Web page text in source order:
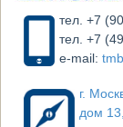
тел. +7
тел. +7
e-mail:
г.
дом